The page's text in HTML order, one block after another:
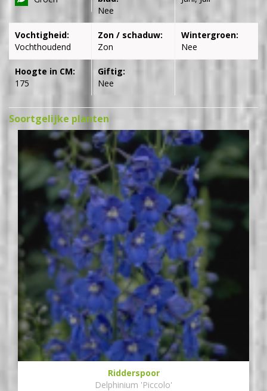
Nee
Vochtigheid:
Vochthoudend
Zon / schaduw:
Zon
Wintergroen:
Nee
Hoogte in CM:
175
Giftig:
Nee
Soortgelijke planten
Ridderspoor
Delphinium 'Piccolo'